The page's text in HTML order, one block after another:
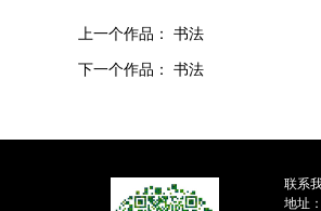
上一个作品： 书法
下一个作品： 书法
联系
地址